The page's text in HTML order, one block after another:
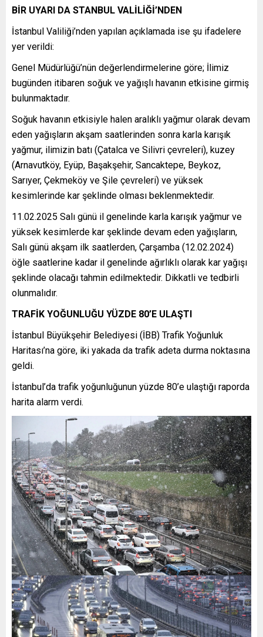
BİR UYARI DA STANBUL VALİLİĞİ’NDEN
İstanbul Valiliği’nden yapılan açıklamada ise şu ifadelere
yer verildi:
Genel Müdürlüğü’nün değerlendirmelerine göre; İlimiz
bugünden itibaren soğuk ve yağışlı havanın etkisine girmiş
bulunmaktadır.
Soğuk havanın etkisiyle halen aralıklı yağmur olarak devam
eden yağışların akşam saatlerinden sonra karla karışık
yağmur, ilimizin batı (Çatalca ve Silivri çevreleri), kuzey
(Arnavutköy, Eyüp, Başakşehir, Sancaktepe, Beykoz,
Sarıyer, Çekmeköy ve Şile çevreleri) ve yüksek
kesimlerinde kar şeklinde olması beklenmektedir.
11.02.2025 Salı günü il genelinde karla karışık yağmur ve
yüksek kesimlerde kar şeklinde devam eden yağışların,
Salı günü akşam ilk saatlerden, Çarşamba (12.02.2024)
öğle saatlerine kadar il genelinde ağırlıklı olarak kar yağışı
şeklinde olacağı tahmin edilmektedir. Dikkatli ve tedbirli
olunmalıdır.
TRAFİK YOĞUNLUĞU YÜZDE 80’E ULAŞTI
İstanbul Büyükşehir Belediyesi (İBB) Trafik Yoğunluk
Haritası’na göre, iki yakada da trafik adeta durma noktasına
geldi.
İstanbul’da trafik yoğunluğunun yüzde 80’e ulaştığı raporda
harita alarm verdi.